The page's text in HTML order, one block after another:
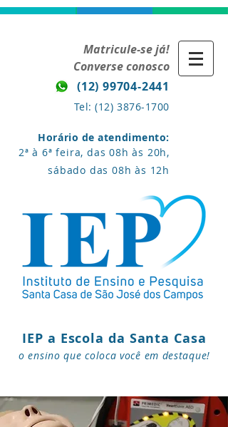
Matricule-se já!
Converse conosco
(12) 99704-2441
Tel:(12) 3876-1700
Horário de atendimento:
2ª à 6ª feira, das 08h às 20h,
sábado das 08h às 12h
IEP a Escola da Santa Casa
o ensino que coloca você em destaque!